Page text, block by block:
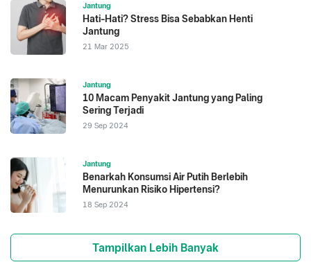
Jantung
Hati-Hati? Stress Bisa Sebabkan Henti
Jantung
21 Mar 2025
Jantung
10 Macam Penyakit Jantung yang Paling
Sering Terjadi
29 Sep 2024
Jantung
Benarkah Konsumsi Air Putih Berlebih
Menurunkan Risiko Hipertensi?
18 Sep 2024
Tampilkan Lebih Banyak